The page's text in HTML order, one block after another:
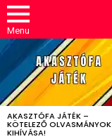
Menu
LATEST
STORIES
AKASZTÓFA JÁTÉK –
KÖTELEZŐ OLVASMÁNYOK
KIHÍVÁSA!